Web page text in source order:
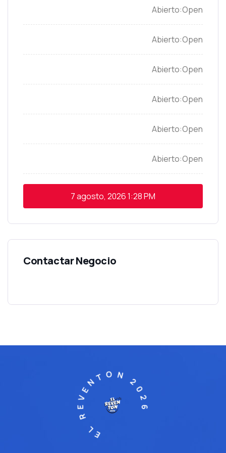
Open
Open
Open
Open
Open
Open
7 agosto, 20261:28 PM
EL REVENTON 2026